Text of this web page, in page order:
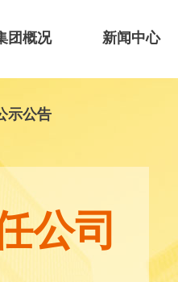
团概况 新闻中心
示公告
公司